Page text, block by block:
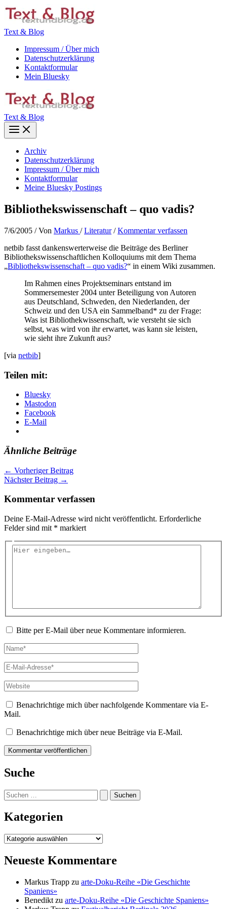
Zum
Inhalt
Text & Blog
Impressum / Über mich
Datenschutzerklärung
Kontaktformular
Mein Bluesky
Text & Blog
Main
Menu
Archiv
Datenschutzerklärung
Impressum / Über mich
Kontaktformular
Meine Bluesky Postings
Bibliothekswissenschaft – quo vadis?
7/6/2005 / Von Markus /Literatur/Kommentar verfassen
netbib fasst dankenswerterweise die Beiträge des Berliner
Bibliothekswissenschaftlichen Kolloquiums mit dem Thema
„Bibliothekswissenschaft – quo vadis?“ in einem Wiki zusammen.
Im Rahmen eines Projektseminars entstand im
Sommersemester 2004 unter Beteiligung von Autoren
aus Deutschland, Schweden, den Niederlanden, der
Schweiz und den USA ein Sammelband* zu der Frage:
Was ist Bibliothekwissenschaft, wie versteht sie sich
selbst, was wird von ihr erwartet, was kann sie leisten,
wie sieht ihre Zukunft aus?
[via netbib]
Teilen mit:
Bluesky
Mastodon
Facebook
E-Mail
Ähnliche Beiträge
← Vorheriger Beitrag
Nächster Beitrag →
Kommentar verfassen
Deine E-Mail-Adresse wird nicht veröffentlicht. Erforderliche
Felder sind mit * markiert
Hier
Bitte per E-Mail über neue Kommentare informieren.
Name*
E-
Mail-
Adresse*
Website
Benachrichtige mich über nachfolgende Kommentare via E-
Mail.
Benachrichtige mich über neue Beiträge via E-Mail.
Suche
Suchen
nach:
Kategorien
Kategorien
Neueste Kommentare
Markus Trapp zu arte-Doku-Reihe «Die Geschichte
Spaniens»
Benedikt zu arte-Doku-Reihe «Die Geschichte Spaniens»